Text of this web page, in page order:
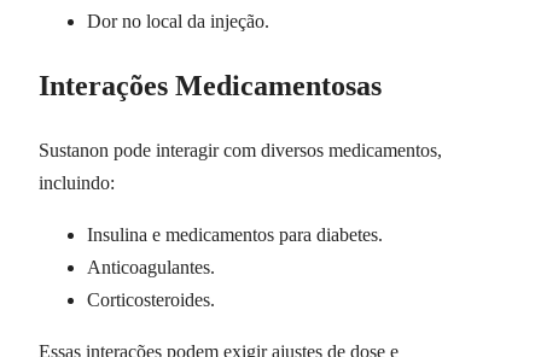
Dor no local da injeção.
Interações Medicamentosas
Sustanon pode interagir com diversos medicamentos,
incluindo:
Insulina e medicamentos para diabetes.
Anticoagulantes.
Corticosteroides.
Essas interações podem exigir ajustes de dose e